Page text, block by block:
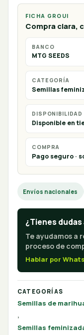
FICHA GROUI
Compra clara,
BANCO
MTG SEEDS
CATEGORÍA
Semillas
DISPONIBILIDAD
Disponible en
COMPRA
Pago seguro ·
Envíos nacionales
¿Tienes
Te ayudamos a
proceso de
Hablar por
CATEGORÍAS
Semillas de
,
Semillas